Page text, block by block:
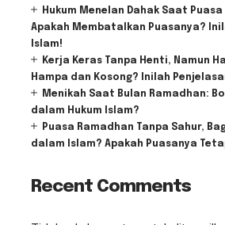
Hukum Menelan Dahak Saat
Apakah Membatalkan Puasanya?
Islam!
Kerja Keras Tanpa Henti, Namun
Hampa dan Kosong? Inilah
Menikah Saat Bulan Ramadhan:
dalam Hukum Islam?
Puasa Ramadhan Tanpa Sahur,
dalam Islam? Apakah Puasanya
Recent Comments